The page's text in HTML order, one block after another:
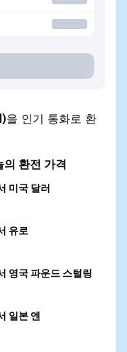
인기 통화로 환
환전 가격
미국 달러
유로
국 파운드 스털링
일본 엔